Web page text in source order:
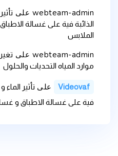
webteam-admin على
الذائبة فية على غسالة
الملابس
webteam-admin على
موارد المياه التحديات والحلول
Videovaf على تأثير الماء
فية على غسالة الاطباق و